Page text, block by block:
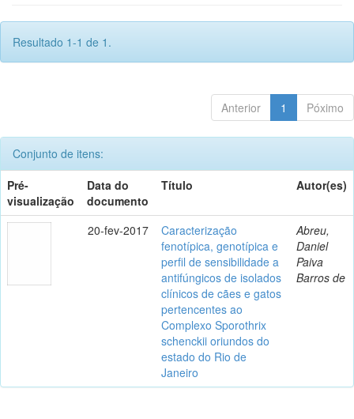
Resultado 1-1 de 1.
Anterior 1 Póximo
Conjunto de itens:
Pré-
visualização
Data do
documento
Título Autor(es)
20-fev-2017
Caracterização
fenotípica, genotípica e
perfil de sensibilidade a
antifúngicos de isolados
clínicos de cães e gatos
pertencentes ao
Complexo Sporothrix
schenckii oriundos do
estado do Rio de
Janeiro
Abreu,
Daniel
Paiva
Barros de